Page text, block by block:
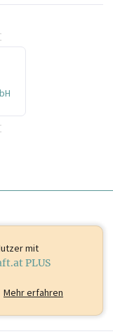
mit
PLUS
Mehr erfahren